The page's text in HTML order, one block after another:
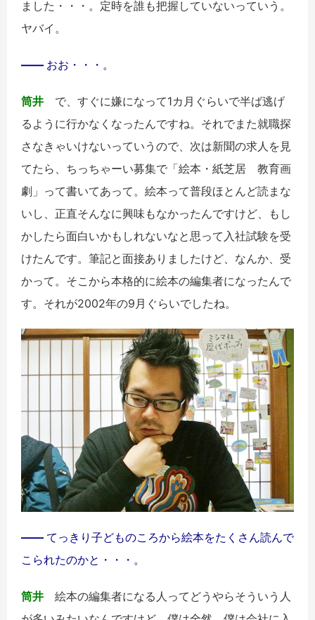
ました・・・。定時を誰も把握していないっていう。
ヤバイ。
―― おお・・・。
筒井 で、すぐに嫌になって1カ月ぐらいで半ば逃げ
るように行かなくなったんですね。それでまた就職探
さなきゃいけないっていうので、次は新聞の求人を見
てたら、ちっちゃーい募集で「絵本・紙芝居 教育画
劇」って書いてあって。絵本って普段ほとんど読まな
いし、正直そんなに興味もなかったんですけど、もし
かしたら面白いかもしれないなと思って入社試験を受
けたんです。筆記と面接ありましたけど、なんか、受
かって。そこから本格的に絵本の編集者になったんで
す。それが2002年の9月ぐらいでしたね。
―― てっきり子どものころから絵本をたくさん読んで
こられたのかと・・・。
筒井 絵本の編集者になる人ってどうやらそういう人